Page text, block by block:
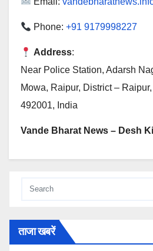
Phone:+91 9179998227
Address:
Near Police Station, Adarsh
Mowa, Raipur, District –
492001, India
Vande Bharat News – Desh
ताजा खबरें